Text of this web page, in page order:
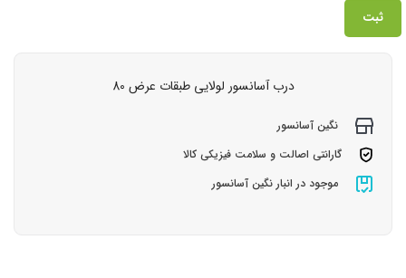
درب آسانسور لولایی طبقات عرض 80
نگین آسانسور
گارانتی اصالت و سلامت فیزیکی کالا
موجود در انبار نگین آسانسور